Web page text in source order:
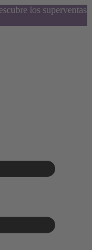
los superventas